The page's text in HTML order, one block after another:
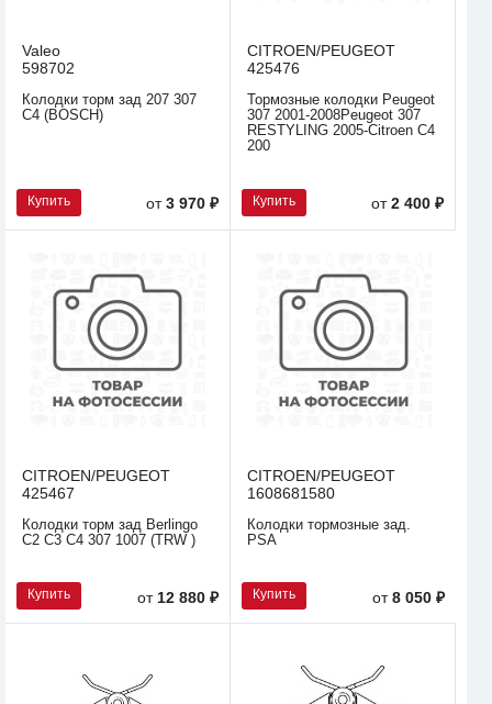
Valeo
598702
Колодки торм зад 207 307
C4 (BOSCH)
Купить от3 970 ₽
CITROEN/PEUGEOT
425476
Тормозные колодки Peugeot
307 2001-2008Peugeot 307
RESTYLING 2005-Citroen C4
200
Купить от2 400 ₽
CITROEN/PEUGEOT
425467
Колодки торм зад Berlingo
C2 C3 C4 307 1007 (TRW )
Купить от 12 880 ₽
CITROEN/PEUGEOT
1608681580
Колодки тормозные зад.
PSA
Купить от8 050 ₽